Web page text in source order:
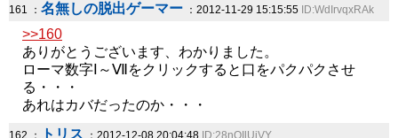
161 ： 名無しの脱出ゲーマー ：2012-11-29 15:15:55 ID:WdIrvqxRAk
>>160
ありがとうございます、わかりました。
ローマ数字Ⅰ～Ⅶをクリックすると口をパクパクさせ
る・・・
あれはカバだったのか・・・
162 ： トリス ：2012-12-08 20:04:48 ID:28nQIlUjVY